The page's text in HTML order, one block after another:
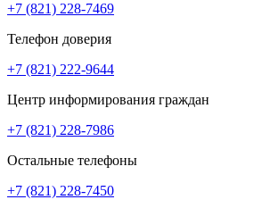
+7 (821) 228-7469
Телефон доверия
+7 (821) 222-9644
Центр информирования граждан
+7 (821) 228-7986
Остальные телефоны
+7 (821) 228-7450